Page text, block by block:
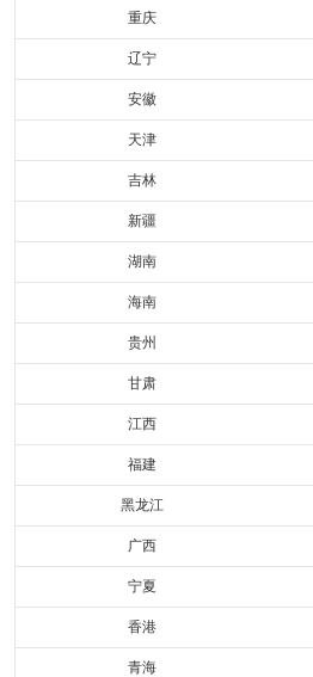
重庆
辽宁
安徽
天津
吉林
新疆
湖南
海南
贵州
甘肃
江西
福建
黑龙江
广西
宁夏
香港
青海